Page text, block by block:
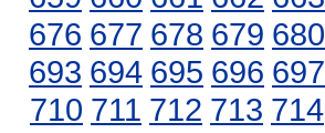
676 677 678 679 680
693 694 695 696 697
710 711 712 713 714